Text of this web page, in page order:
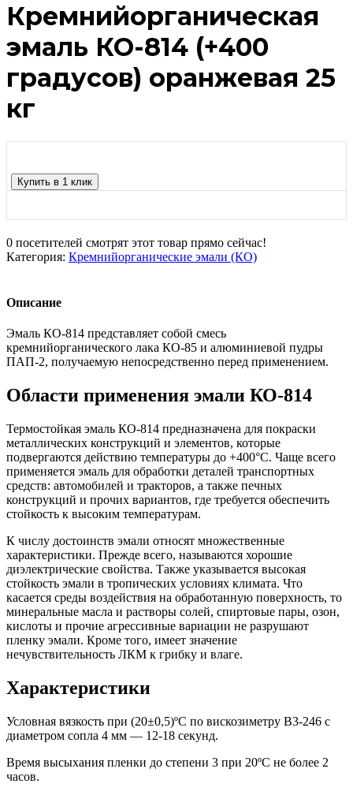
Кремнийорганическая
эмаль КО-814 (+400
градусов) оранжевая 25
кг
Купить в 1 клик
0 посетителей смотрят этот товар прямо сейчас!
Категория: Кремнийорганические эмали (КО)
Описание
Эмаль КО-814 представляет собой смесь
кремнийорганического лака КО-85 и алюминиевой пудры
ПАП-2, получаемую непосредственно перед применением.
Области применения эмали КО-814
Термостойкая эмаль КО-814 предназначена для покраски
металлических конструкций и элементов, которые
подвергаются действию температуры до +400°C. Чаще всего
применяется эмаль для обработки деталей транспортных
средств: автомобилей и тракторов, а также печных
конструкций и прочих вариантов, где требуется обеспечить
стойкость к высоким температурам.
К числу достоинств эмали относят множественные
характеристики. Прежде всего, называются хорошие
диэлектрические свойства. Также указывается высокая
стойкость эмали в тропических условиях климата. Что
касается среды воздействия на обработанную поверхность, то
минеральные масла и растворы солей, спиртовые пары, озон,
кислоты и прочие агрессивные вариации не разрушают
пленку эмали. Кроме того, имеет значение
нечувствительность ЛКМ к грибку и влаге.
Характеристики
Условная вязкость при (20±0,5)ºС по вискозиметру В3-246 с
диаметром сопла 4 мм — 12-18 секунд.
Время высыхания пленки до степени 3 при 20ºС не более 2
часов.